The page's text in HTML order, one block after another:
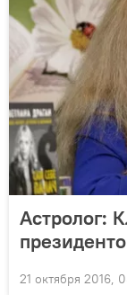
Астролог:
21 октября 2016,